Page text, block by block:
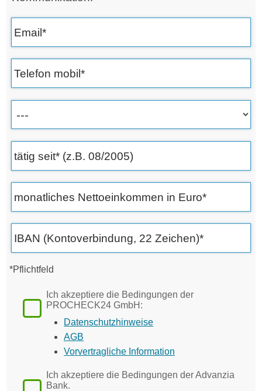
*Pflichtfeld
Ich akzeptiere die Bedingungen der
PROCHECK24 GmbH:
Datenschutzhinweise
AGB
Vorvertragliche Information
Ich akzeptiere die Bedingungen der Advanzia
Bank.